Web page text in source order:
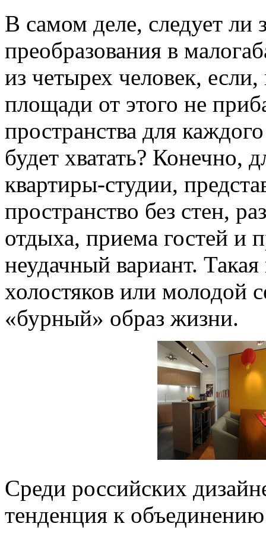
В самом деле, следует ли
преобразования в
из четырех человек,
площади от этого не
пространства для
будет хватать? Конечно,
квартиры-студии,
пространство без стен,
отдыха, приема гостей и
неудачный вариант.
холостяков или молодой
«бурный» образ жизни.
Среди российских
тенденция к